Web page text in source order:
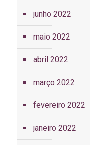
junho 2022
maio 2022
abril 2022
março 2022
fevereiro 2022
janeiro 2022